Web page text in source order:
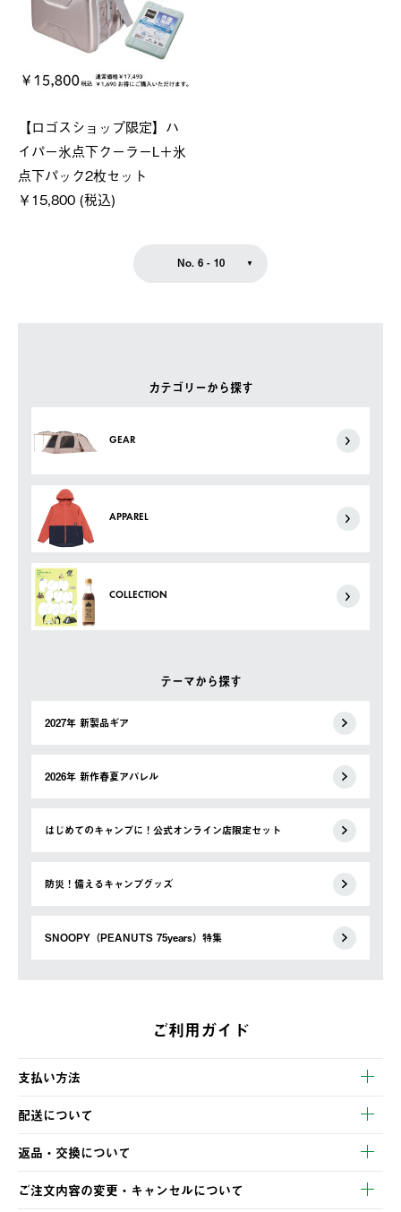
カテゴリーから探す
GEAR
APPAREL
COLLECTION
テーマから探す
2027年 新製品ギア
2026年 新作春夏アパレル
はじめてのキャンプに！公式オンライン店限定セット
防災！備えるキャンプグッズ
SNOOPY（PEANUTS 75years）特集
【ロゴスショップ限定】ハ
イパー氷点下クーラーL＋氷
点下パック2枚セット
￥15,800 (税込)
No. 6 - 10
ご利用ガイド
支払い方法
以下のいずれかの方法でお支払いいただけます。
・クレジットカード決済
・コンビニ決済
・Pay-easy決済
配送について
【発送スケジュール】
ご注文・ご入金完了より2営業日以内に商品を発送いたします。
土日祝の発送はございませんので、木曜日以降のご注文は週明け
の発送となる場合がございます。
返品・交換について
※お客様都合の場合
ご注文内容の変更・キャンセルについて